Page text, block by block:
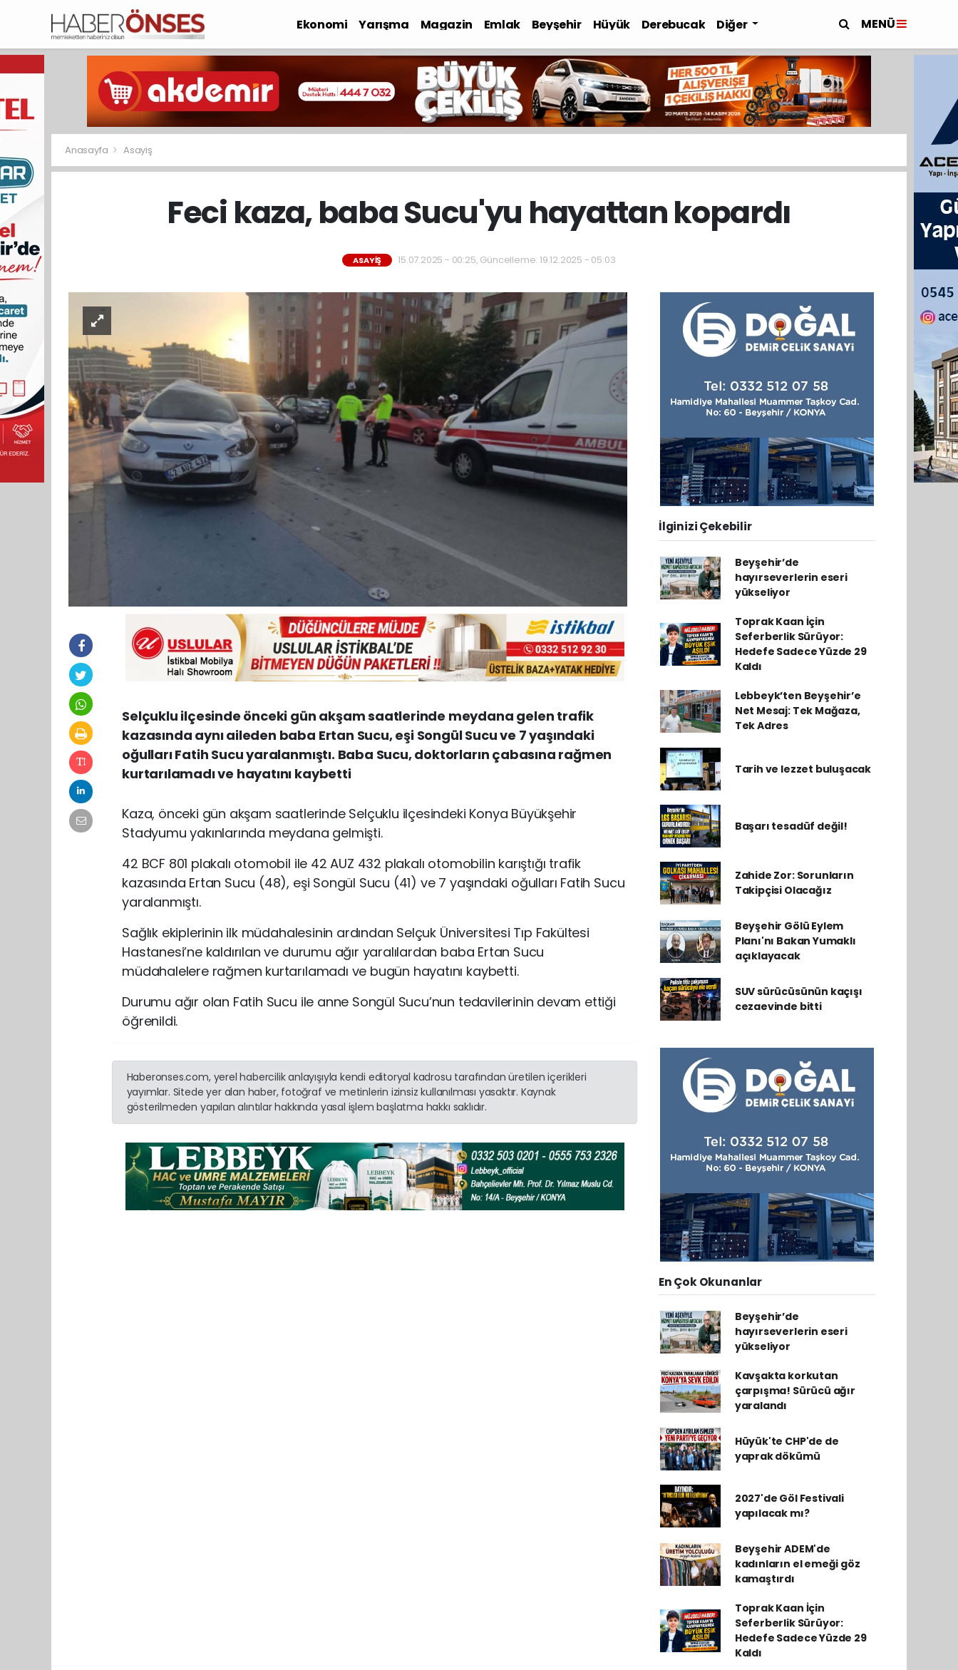
Ekonomi Yarışma Magazin Emlak Beyşehir Hüyük Derebucak Diğer MENÜ
Anasayfa Asayiş
Feci kaza, baba Sucu'yu hayattan kopardı
ASAYIŞ 15.07.2025 - 00:25, Güncelleme: 19.12.2025 - 05:03
Selçuklu ilçesinde önceki gün akşam saatlerinde meydana gelen trafik
kazasında aynı aileden baba Ertan Sucu, eşi Songül Sucu ve 7 yaşındaki
oğulları Fatih Sucu yaralanmıştı. Baba Sucu, doktorların çabasına rağmen
kurtarılamadı ve hayatını kaybetti
Kaza, önceki gün akşam saatlerinde Selçuklu ilçesindeki Konya Büyükşehir
Stadyumu yakınlarında meydana gelmişti.
42 BCF 801 plakalı otomobil ile 42 AUZ 432 plakalı otomobilin karıştığı trafik
kazasında Ertan Sucu (48), eşi Songül Sucu (41) ve 7 yaşındaki oğulları Fatih Sucu
yaralanmıştı.
Sağlık ekiplerinin ilk müdahalesinin ardından Selçuk Üniversitesi Tıp Fakültesi
Hastanesi’ne kaldırılan ve durumu ağır yaralılardan baba Ertan Sucu
müdahalelere rağmen kurtarılamadı ve bugün hayatını kaybetti.
Durumu ağır olan Fatih Sucu ile anne Songül Sucu’nun tedavilerinin devam ettiği
öğrenildi.
Haberonses.com, yerel habercilik anlayışıyla kendi editoryal kadrosu tarafından üretilen içerikleri
yayımlar. Sitede yer alan haber, fotoğraf ve metinlerin izinsiz kullanılması yasaktır. Kaynak
gösterilmeden yapılan alıntılar hakkında yasal işlem başlatma hakkı saklıdır.
İlginizi Çekebilir
Beyşehir’de
hayırseverlerin eseri
yükseliyor
Toprak Kaan İçin
Seferberlik Sürüyor:
Hedefe Sadece Yüzde 29
Kaldı
Lebbeyk’ten Beyşehir’e
Net Mesaj: Tek Mağaza,
Tek Adres
Tarih ve lezzet buluşacak
Başarı tesadüf değil!
Zahide Zor: Sorunların
Takipçisi Olacağız
Beyşehir Gölü Eylem
Planı'nı Bakan Yumaklı
açıklayacak
SUV sürücüsünün kaçışı
cezaevinde bitti
En Çok Okunanlar
Beyşehir’de
hayırseverlerin eseri
yükseliyor
Kavşakta korkutan
çarpışma! Sürücü ağır
yaralandı
Hüyük'te CHP'de de
yaprak dökümü
2027'de Göl Festivali
yapılacak mı?
Beyşehir ADEM'de
kadınların el emeği göz
kamaştırdı
Toprak Kaan İçin
Seferberlik Sürüyor:
Hedefe Sadece Yüzde 29
Kaldı